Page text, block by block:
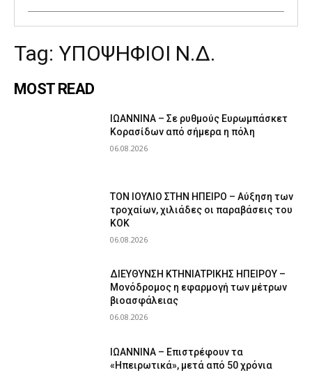
Tag: ΥΠΟΨΗΦΙΟΙ Ν.Δ.
MOST READ
ΙΩΑΝΝΙΝΑ – Σε ρυθμούς Ευρωμπάσκετ
Κορασίδων από σήμερα η πόλη
06.08.2026
ΤΟΝ ΙΟΥΛΙΟ ΣΤΗΝ ΗΠΕΙΡΟ – Αύξηση των
τροχαίων, χιλιάδες οι παραβάσεις του
ΚΟΚ
06.08.2026
ΔΙΕΥΘΥΝΣΗ ΚΤΗΝΙΑΤΡΙΚΗΣ ΗΠΕΙΡΟΥ –
Μονόδρομος η εφαρμογή των μέτρων
βιοασφάλειας
06.08.2026
ΙΩΑΝΝΙΝΑ – Επιστρέφουν τα
«Ηπειρωτικά», μετά από 50 χρόνια